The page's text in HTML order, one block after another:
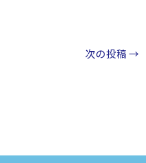
次の投稿→